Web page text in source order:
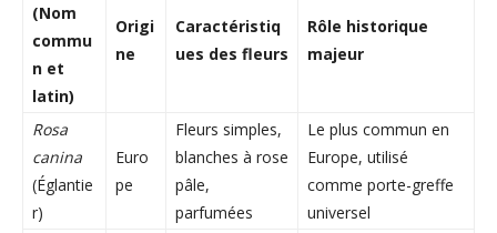
(Nom
commu
n et
latin)
Origi
ne
Caractéristiq
ues des fleurs
Rôle historique
majeur
Rosa
canina
(Églantie
r)
Euro
pe
Fleurs simples,
blanches à rose
pâle,
parfumées
Le plus commun en
Europe, utilisé
comme porte-greffe
universel